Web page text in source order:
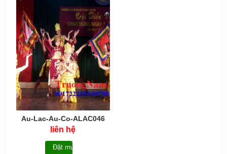
Au-Lac-Au-Co-ALAC046
liên hệ
Đặt mua